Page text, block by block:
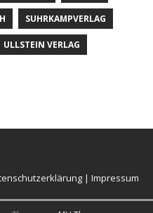
SUHRKAMPVERLAG
ULLSTEIN VERLAG
| Impressum